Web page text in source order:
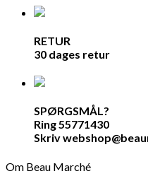
RETUR
30 dages retur
SPØRGSMÅL?
Ring 55771430
Skriv
Om Beau Marché